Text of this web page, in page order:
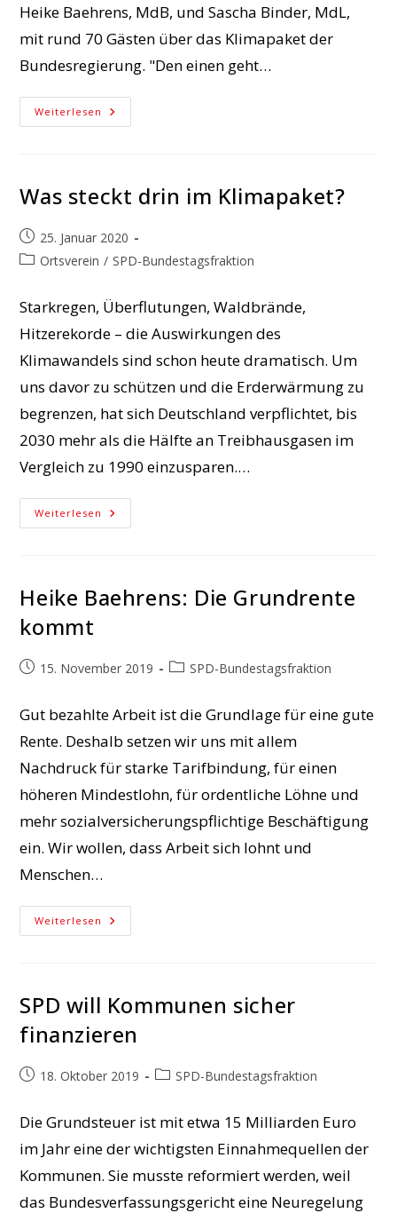
Heike Baehrens, MdB, und Sascha Binder, MdL,
mit rund 70 Gästen über das Klimapaket der
Bundesregierung. "Den einen geht…
Weiterlesen Klimaschutz:
SPD
Was steckt drin im Klimapaket?
Beitrag
veröffentlicht:
25. Januar 2020
Beitrags-
Ortsverein / SPD-Bundestagsfraktion
Starkregen, Überflutungen, Waldbrände,
Hitzerekorde – die Auswirkungen des
Klimawandels sind schon heute dramatisch. Um
uns davor zu schützen und die Erderwärmung zu
begrenzen, hat sich Deutschland verpflichtet, bis
2030 mehr als die Hälfte an Treibhausgasen im
Vergleich zu 1990 einzusparen.…
Weiterlesen Was
Steckt
Heike Baehrens: Die Grundrente
kommt
Beitrag15. November 2019
Beitrags-
SPD-Bundestagsfraktion
Gut bezahlte Arbeit ist die Grundlage für eine gute
Rente. Deshalb setzen wir uns mit allem
Nachdruck für starke Tarifbindung, für einen
höheren Mindestlohn, für ordentliche Löhne und
mehr sozialversicherungspflichtige Beschäftigung
ein. Wir wollen, dass Arbeit sich lohnt und
Menschen…
Weiterlesen Heike
Baehrens:
SPD will Kommunen sicher
finanzieren
Beitrag18. Oktober 2019
Beitrags-
SPD-Bundestagsfraktion
Die Grundsteuer ist mit etwa 15 Milliarden Euro
im Jahr eine der wichtigsten Einnahmequellen der
Kommunen. Sie musste reformiert werden, weil
das Bundesverfassungsgericht eine Neuregelung